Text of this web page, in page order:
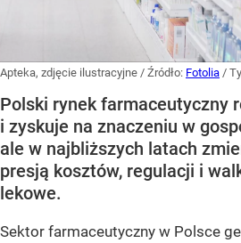
Apteka, zdjęcie ilustracyjne / Źródło: Fotolia /
Polski rynek farmaceutyczny
i zyskuje na znaczeniu w
ale w najbliższych latach
presją kosztów, regulacji i
lekowe.
Sektor farmaceutyczny w Polsce